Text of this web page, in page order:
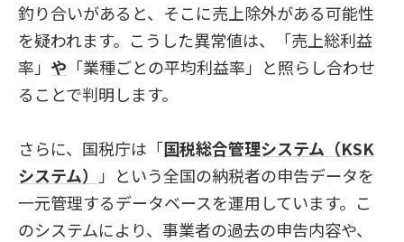
釣り合いがあると、そこに売上除外がある可能性
を疑われます。こうした異常値は、「売上総利益
率」 や 「業種ごとの平均利益率」と照らし合わせ
ることで判明します。
さらに、国税庁は「国税総合管理システム（KSK
システム）
」という全国の納税者の申告データを
一元管理するデータベースを運用しています。こ
のシステムにより、事業者の過去の申告内容や、